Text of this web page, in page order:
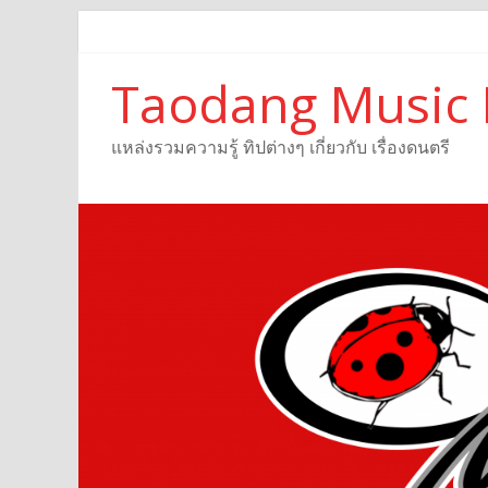
Taodang Music
แหล่งรวมความรู้ ทิปต่างๆ เกี่ยวกับ เรื่องดนตรี